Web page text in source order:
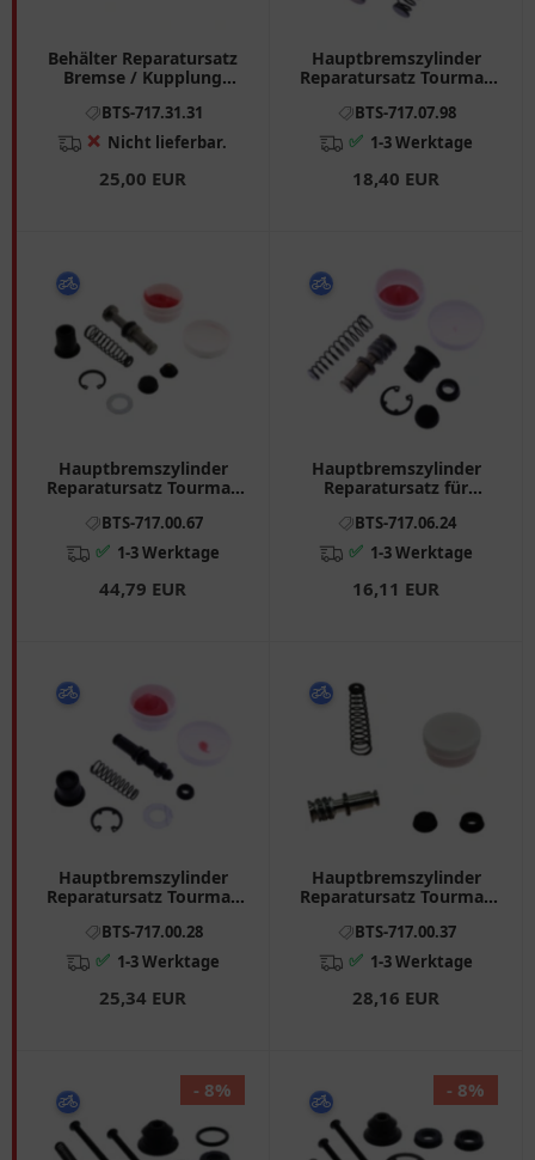
Behälter Reparatursatz
Bremse / Kupplung
Kawasaki ZZR, ZRX, KLE
BTS-717.31.31
❌ Nicht lieferbar.
25,00 EUR
Hauptbremszylinder
Reparatursatz Tourmax
GL, CX
BTS-717.07.98
✅ 1-3 Werktage
18,40 EUR
Hauptbremszylinder
Reparatursatz Tourmax
BTS-717.00.67
✅ 1-3 Werktage
44,79 EUR
Hauptbremszylinder
Reparatursatz für
BTS-717.06.24
✅ 1-3 Werktage
16,11 EUR
Hauptbremszylinder
Reparatursatz Tourmax
AN, UX, UC
BTS-717.00.28
✅ 1-3 Werktage
25,34 EUR
Hauptbremszylinder
Reparatursatz Tourmax
KLE, Ninja
BTS-717.00.37
✅ 1-3 Werktage
28,16 EUR
- 8% - 8%